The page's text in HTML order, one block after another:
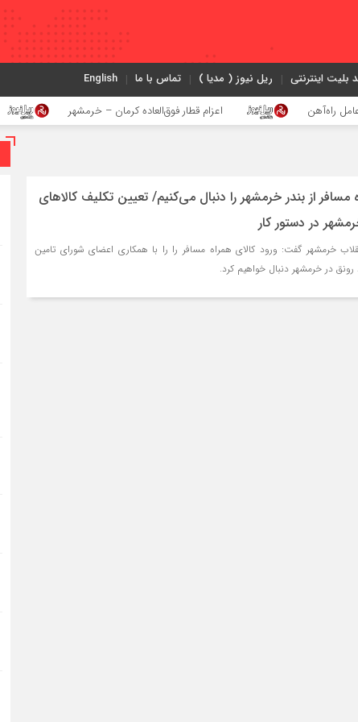
بلیت اینترنتی ریل نیوز ( مدیا ) تماس با ما English
اعزام قطار فوق‌العاده کرمان – خرمشهر اجرای
مسافر از بندر خرمشهر را دنبال می‌کنیم/ تعیین تکلیف کالاهای
در دستور کار
خرمشهر گفت: ورود کالای همراه مسافر را را با همکاری اعضای شورای تامین
در خرمشهر دنبال خواهیم کرد.